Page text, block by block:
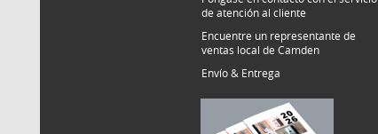
de atención al cliente
Encuentre un representante de
ventas local de Camden
Envío & Entrega